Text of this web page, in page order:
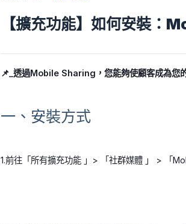
【擴充功能】如何安裝
📌_透過Mobile Sharing，您能夠使顧客成為您的
一、安裝方式
1.前往「所有擴充功能 」> 「社群媒體 」 > 「